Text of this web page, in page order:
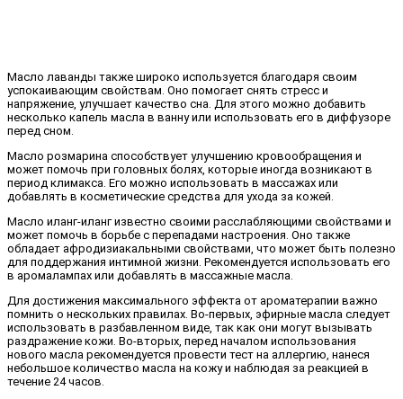
Масло лаванды также широко используется благодаря своим
успокаивающим свойствам. Оно помогает снять стресс и
напряжение, улучшает качество сна. Для этого можно добавить
несколько капель масла в ванну или использовать его в диффузоре
перед сном.
Масло розмарина способствует улучшению кровообращения и
может помочь при головных болях, которые иногда возникают в
период климакса. Его можно использовать в массажах или
добавлять в косметические средства для ухода за кожей.
Масло иланг-иланг известно своими расслабляющими свойствами и
может помочь в борьбе с перепадами настроения. Оно также
обладает афродизиакальными свойствами, что может быть полезно
для поддержания интимной жизни. Рекомендуется использовать его
в аромалампах или добавлять в массажные масла.
Для достижения максимального эффекта от ароматерапии важно
помнить о нескольких правилах. Во-первых, эфирные масла следует
использовать в разбавленном виде, так как они могут вызывать
раздражение кожи. Во-вторых, перед началом использования
нового масла рекомендуется провести тест на аллергию, нанеся
небольшое количество масла на кожу и наблюдая за реакцией в
течение 24 часов.